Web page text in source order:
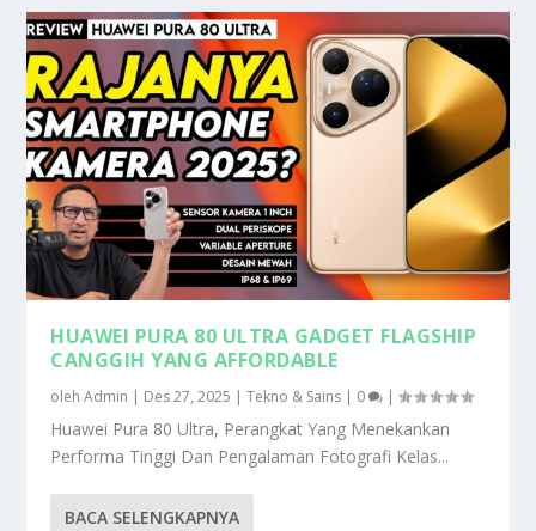
HUAWEI PURA 80 ULTRA GADGET FLAGSHIP
CANGGIH YANG AFFORDABLE
olehAdmin | Des 27, 2025 |Tekno & Sains | 0 |
Huawei Pura 80 Ultra, Perangkat Yang Menekankan
Performa Tinggi Dan Pengalaman Fotografi Kelas...
BACA SELENGKAPNYA